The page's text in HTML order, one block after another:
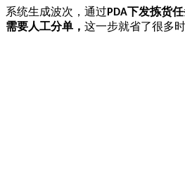
系统生成波次，通过 PDA下发拣货任
需要人工分单， 这一步就省了很多时